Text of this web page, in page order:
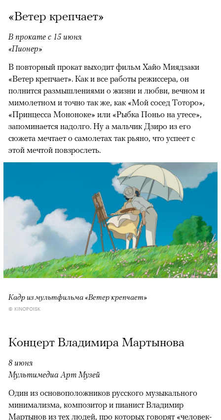
«Ветер крепчает»
В прокате с 15 июня
«Пионер»
В повторный прокат выходит фильм Хайо Миядзаки
«Ветер крепчает». Как и все работы режиссера, он
полнится размышлениями о жизни и любви, вечном и
мимолетном и точно так же, как «Мой сосед Тоторо»,
«Принцесса Мононоке» или «Рыбка Поньо на утесе»,
запоминается надолго. Ну а мальчик Дзиро из его
сюжета мечтает о самолетах так рьяно, что успеет с
этой мечтой повзрослеть.
Кадр из мультфильма «Ветер крепчает»
© KINOPOISK
Концерт Владимира Мартынова
8 июня
Мультимедиа Арт Музей
Один из основоположников русского музыкального
минимализма, композитор и пианист Владимир
Мартынов из тех людей, про которых говорят «человек-